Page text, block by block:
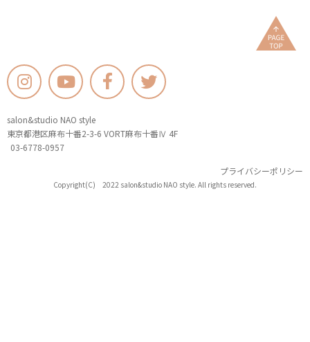
salon&studio NAO style
東京都港区麻布十番2-3-6 VORT麻布十番Ⅳ 4F
03-6778-0957
プライバシーポリシー
Copyright(C) 2022 salon&studio NAO style. All rights reserved.